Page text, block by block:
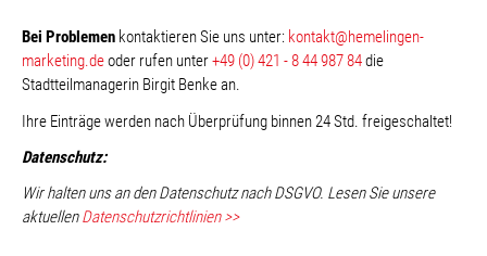
Bei Problemen kontaktieren Sie uns unter: kontakt@hemelingen-
marketing.deoder rufen unter+49 (0) 421 - 8 44 987 84die
Stadtteilmanagerin Birgit Benke an.
Ihre Einträge werden nach Überprüfung binnen 24 Std. freigeschaltet!
Datenschutz:
Wir halten uns an den Datenschutz nach DSGVO. Lesen Sie unsere
aktuellenDatenschutzrichtlinien >>